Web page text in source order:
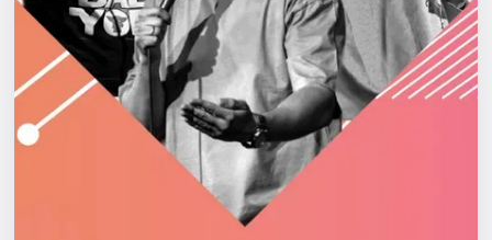
Артисты
Рейтинги